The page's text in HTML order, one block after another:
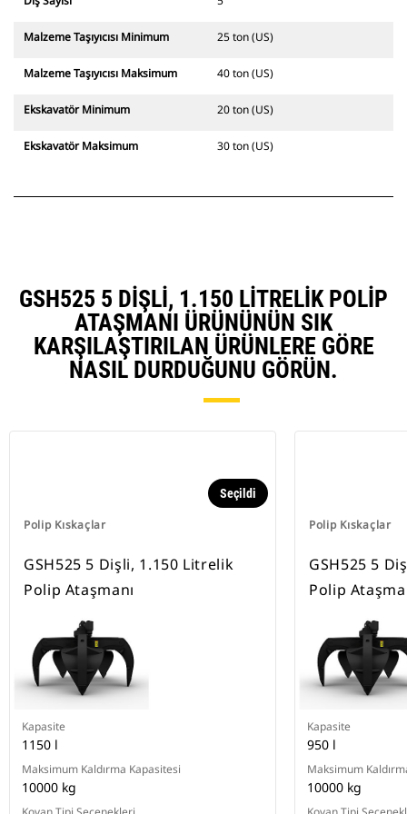
Malzeme Taşıyıcısı Minimum 25 ton (US)
Malzeme Taşıyıcısı Maksimum 40 ton (US)
Ekskavatör Minimum 20 ton (US)
Ekskavatör Maksimum 30 ton (US)
GSH525 5 DIŞLI, 1.150 LITRELIK POLIP
ATAŞMANI ÜRÜNÜNÜN SIK
KARŞILAŞTIRILAN ÜRÜNLERE GÖRE
NASIL DURDUĞUNU GÖRÜN.
Polip Kıskaçlar
Seçildi
GSH525 5 Dişli, 1.150 Litrelik
Polip Ataşmanı
Kapasite
1150 l
Maksimum Kaldırma Kapasitesi
10000 kg
Polip Kıskaçlar
GSH525 5
Polip
Kapasite
950 l
Maksimum
10000 kg